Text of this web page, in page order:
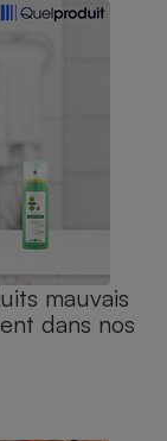
mauvais
dans nos